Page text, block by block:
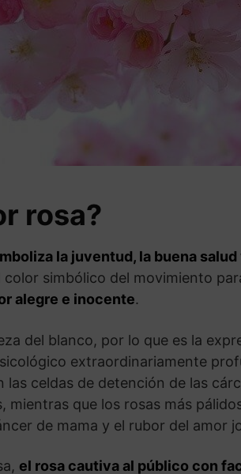
rosa?
la juventud, la buena salud
simbólico del movimiento
alegre e inocente.
del blanco, por lo que es la
extraordinariamente
celdas de detención de las
que los rosas más
de mama y el rubor del amor
el rosa cautiva al público con